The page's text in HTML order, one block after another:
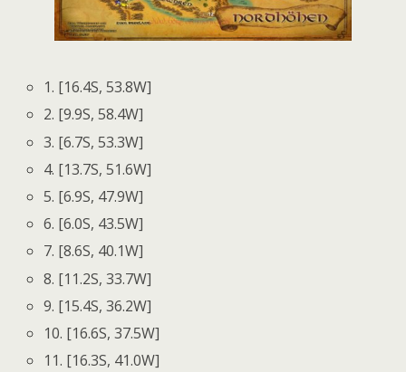
1. [16.4S, 53.8W]
2. [9.9S, 58.4W]
3. [6.7S, 53.3W]
4. [13.7S, 51.6W]
5. [6.9S, 47.9W]
6. [6.0S, 43.5W]
7. [8.6S, 40.1W]
8. [11.2S, 33.7W]
9. [15.4S, 36.2W]
10. [16.6S, 37.5W]
11. [16.3S, 41.0W]